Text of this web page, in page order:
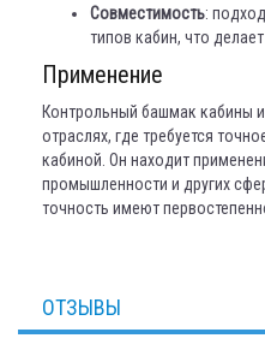
Совместимость:
типов кабин, что
Применение
Контрольный башмак кабины
отраслях, где требуется
кабиной. Он находит
промышленности и других
точность имеют
ОТЗЫВЫ